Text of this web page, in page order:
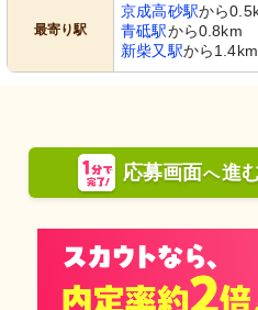
最寄り駅
京成高砂駅から
青砥駅から0.8km
新柴又駅から1.4km
応募画面へ進